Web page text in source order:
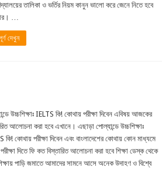
তালিকা ও ভর্তির নিয়ম কানুন ভালো করে জেনে নিতে হবে
…
দেখুন
উচ্চশিক্ষাঃ IELTS কি! কোথায় পরীক্ষা দিবেন এবিষয় আজকের
আলোচনা করা হবে এখানে। এছাড়া পোল্যান্ডে উচ্চশিক্ষাঃ
কি! কোথায় পরীক্ষা দিবেন এবং বাংলাদেশের কোথায় কোন মাধ্যমে
পরীক্ষা দিতে ফি কত বিস্তারিত আলোচনা করা হবে শিক্ষা ডেস্ক থেকে
পাড়ি জমাতে আমাদের সামনে আসে অনেক উদাহণ ও বিশ্বে